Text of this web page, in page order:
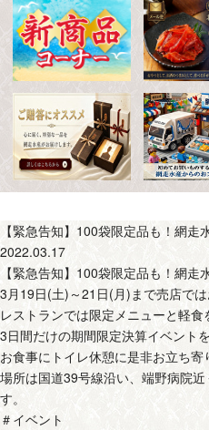
【緊急告知】100袋限定品も！網走
2022.03.17
【緊急告知】100袋限定品も！網走
3月19日(土)～21日(月)まで売店では
レストランでは限定メニューと軽
3日間だけの期間限定決算イベント
お食事にトイレ休憩に是非お立ち寄
場所は国道39号線沿い、端野病院
す。
＃イベント